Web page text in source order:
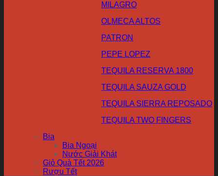
MILAGRO
OLMECA ALTOS
PATRON
PEPE LOPEZ
TEQUILA RESERVA 1800
TEQUILA SAUZA GOLD
TEQUILA SIERRA REPOSADO
TEQUILA TWO FINGERS
Bia
Bia Ngoại
Nước Giải Khát
Giỏ Quà Tết 2026
Rượu Tết